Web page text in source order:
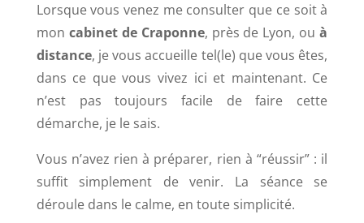
Lorsque vous venez me consulter que ce soit à
mon cabinet de Craponne, près de Lyon, ouà
distance, je vous accueille tel(le) que vous êtes,
dans ce que vous vivez ici et maintenant. Ce
n’est pas toujours facile de faire cette
démarche, je le sais.
Vous n’avez rien à préparer, rien à “réussir” : il
suffit simplement de venir. La séance se
déroule dans le calme, en toute simplicité.